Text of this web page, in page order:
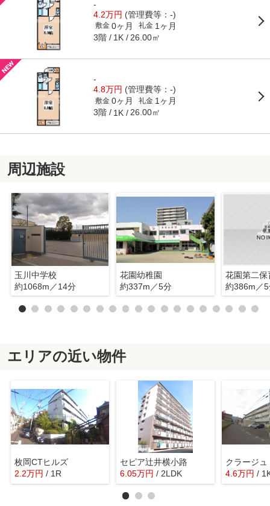
-
4.2万円 (管理費等：-)
敷金 0ヶ月 礼金 1ヶ月
3階 1K 26.00㎡
-
4.8万円 (管理費等：-)
敷金 0ヶ月 礼金 1ヶ月
3階 1K 26.00㎡
周辺施設
玉川中学校
約1068m／14分
花園幼稚園
約337m／5分
花園第二保
約386m／
エリアの近い物件
枚岡CTヒルズ
2.2万円 / 1R
セピア辻井横小路
6.05万円 / 2LDK
クラージュ
4.6万円 /